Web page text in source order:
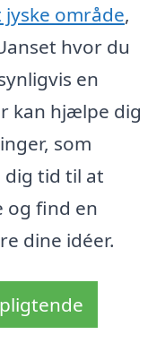
jyske område,
hvor du
en
kan hjælpe dig
som
dig tid til at
og find en
dine idéer.